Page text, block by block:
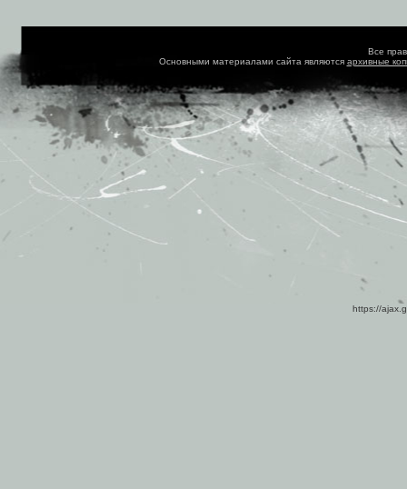
Все
Основными материалами сайта являются архивные
https://